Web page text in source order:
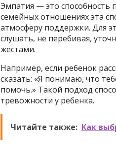
Эмпатия — это способность
семейных отношениях эта
атмосферу поддержки. Для
слушать, не перебивая,
жестами.
Например, если ребенок
сказать: «Я понимаю, что
помочь.» Такой подход
тревожности у ребенка.
Читайте также: Как